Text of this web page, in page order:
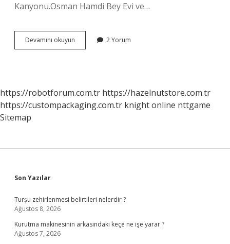
Kanyonu.Osman Hamdi Bey Evi ve…
Devamını okuyun
Nereler
2 Yorum
https://robotforum.com.tr https://hazelnutstore.com.tr
https://custompackaging.com.tr knight online nttgame
Sitemap
Sidebar
Son Yazılar
Turşu zehirlenmesi belirtileri nelerdir ?
Ağustos 8, 2026
Kurutma makinesinin arkasındaki keçe ne işe yarar ?
Ağustos 7, 2026